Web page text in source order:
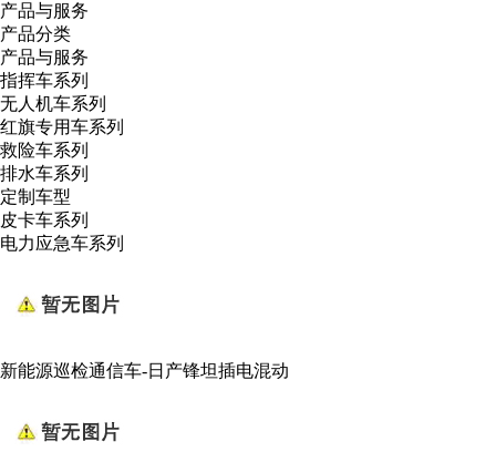
产品与服务
产品分类
产品与服务
指挥车系列
无人机车系列
红旗专用车系列
救险车系列
排水车系列
定制车型
皮卡车系列
电力应急车系列
新能源巡检通信车-日产锋坦插电混动